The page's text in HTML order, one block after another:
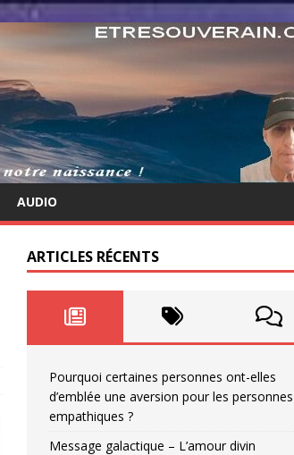
AUDIO
ARTICLES RÉCENTS
Pourquoi certaines personnes ont-elles
d’emblée une aversion pour les personnes
empathiques ?
Message galactique – L’amour divin